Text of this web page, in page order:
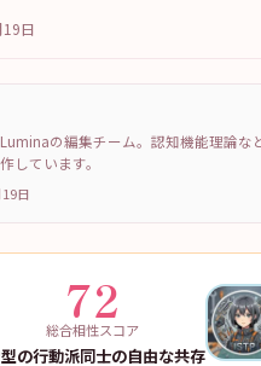
日
の編集チーム。認知機能理論な
しています。
日
72
総合相性スコア
の行動派同士の自由な共存